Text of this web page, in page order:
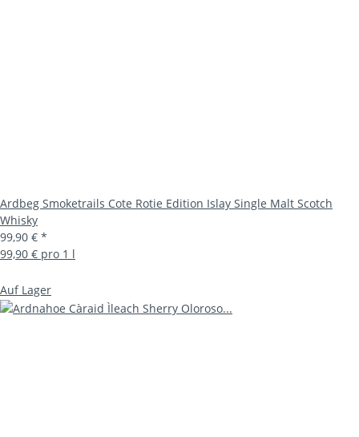
Ardbeg Smoketrails Cote Rotie Edition Islay Single Malt Scotch
Whisky
99,90 € *
99,90 € pro 1 l
Auf Lager